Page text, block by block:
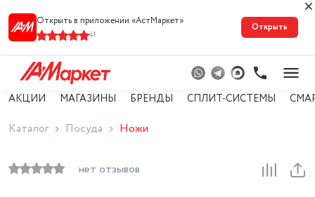
Открыть в приложении «АстМарке‪т‬»
41
Открыть
АКЦИИ МАГАЗИНЫ БРЕНДЫ СПЛИТ-СИСТЕМЫ
Каталог Посуда Ножи
нет отзывов